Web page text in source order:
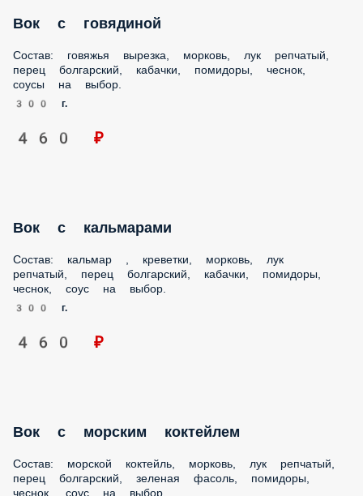
Состав: говяжья вырезка, морковь, лук репчатый, перец
300 г.
460 ₽
болгарский, кабачки, помидоры, чеснок, соус на выбор.
460 ₽
выбор.
460 ₽